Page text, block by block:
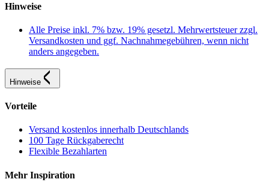
Hinweise
Alle Preise inkl. 7% bzw. 19% gesetzl. Mehrwertsteuer zzgl.
Versandkosten und ggf. Nachnahmegebühren, wenn nicht
anders angegeben.
Hinweise
Vorteile
Versand kostenlos innerhalb Deutschlands
100 Tage Rückgaberecht
Flexible Bezahlarten
Mehr Inspiration